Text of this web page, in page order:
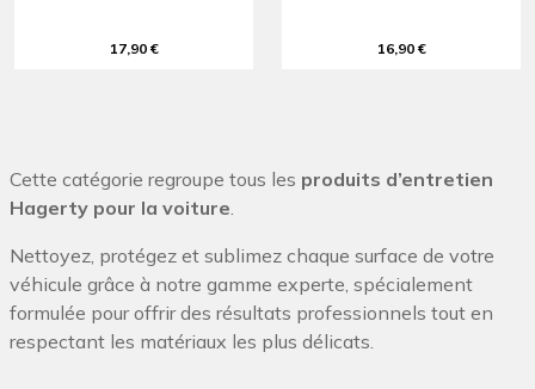
17,90 € 16,90 €
Cette catégorie regroupe tous les produits d’entretien
Hagerty pour la voiture
Nettoyez, protégez et sublimez chaque surface de votre
véhicule grâce à notre gamme experte, spécialement
formulée pour offrir des résultats professionnels tout en
respectant les matériaux les plus délicats.